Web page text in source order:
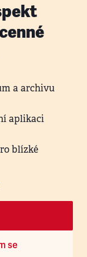
a archivu
aplikaci
blízké
se